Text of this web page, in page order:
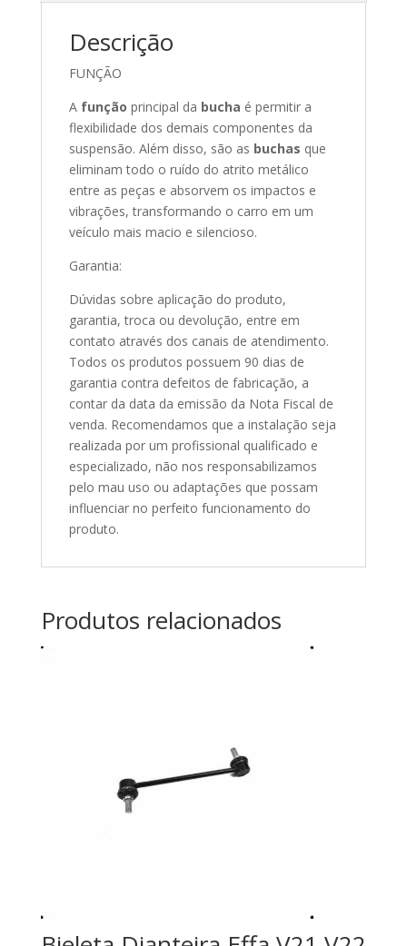
Descrição
FUNÇÃO
A função principal da bucha é permitir a
flexibilidade dos demais componentes da
suspensão. Além disso, são as buchas que
eliminam todo o ruído do atrito metálico
entre as peças e absorvem os impactos e
vibrações, transformando o carro em um
veículo mais macio e silencioso.
Garantia:
Dúvidas sobre aplicação do produto,
garantia, troca ou devolução, entre em
contato através dos canais de atendimento.
Todos os produtos possuem 90 dias de
garantia contra defeitos de fabricação, a
contar da data da emissão da Nota Fiscal de
venda. Recomendamos que a instalação seja
realizada por um profissional qualificado e
especializado, não nos responsabilizamos
pelo mau uso ou adaptações que possam
influenciar no perfeito funcionamento do
produto.
Produtos relacionados